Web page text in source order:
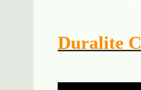
Duralite